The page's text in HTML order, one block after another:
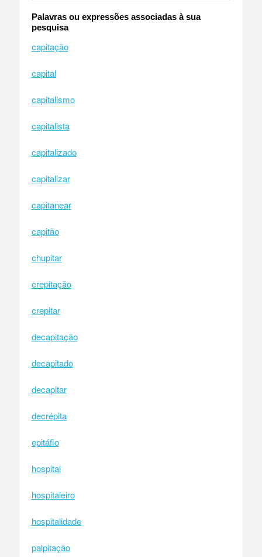
Palavras ou expressões associadas à sua
pesquisa
capitação
capital
capitalismo
capitalista
capitalizado
capitalizar
capitanear
capitão
chupitar
crepitação
crepitar
decapitação
decapitado
decapitar
decrépita
epitáfio
hospital
hospitaleiro
hospitalidade
palpitação